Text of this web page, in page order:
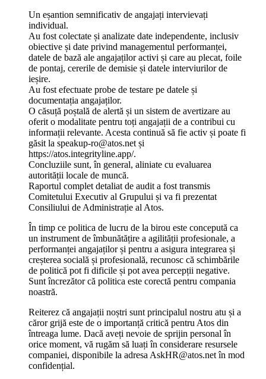
Un eșantion semnificativ de angajați intervievați
individual.
Au fost colectate și analizate date independente, inclusiv
obiective și date privind managementul performanței,
datele de bază ale angajaților activi și care au plecat, foile
de pontaj, cererile de demisie și datele interviurilor de
ieșire.
Au fost efectuate probe de testare pe datele și
documentația angajaților.
O căsuță poștală de alertă și un sistem de avertizare au
oferit o modalitate pentru toți angajații de a contribui cu
informații relevante. Acesta continuă să fie activ și poate fi
găsit la speakup-ro@atos.net și
https://atos.integrityline.app/.
Concluziile sunt, în general, aliniate cu evaluarea
autorității locale de muncă.
Raportul complet detaliat de audit a fost transmis
Comitetului Executiv al Grupului și va fi prezentat
Consiliului de Administrație al Atos.
În timp ce politica de lucru de la birou este concepută ca
un instrument de îmbunătățire a agilității profesionale, a
performanței angajaților și pentru a asigura integrarea și
creșterea socială și profesională, recunosc că schimbările
de politică pot fi dificile și pot avea percepții negative.
Sunt încrezător că politica este corectă pentru compania
noastră.
Reiterez că angajații noștri sunt principalul nostru atu și a
căror grijă este de o importanță critică pentru Atos din
întreaga lume. Dacă aveți nevoie de sprijin personal în
orice moment, vă rugăm să luați în considerare resursele
companiei, disponibile la adresa AskHR@atos.net în mod
confidențial.